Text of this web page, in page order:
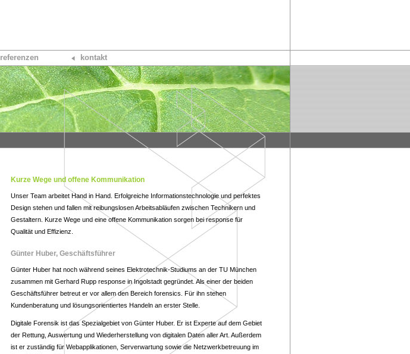
referenzen kontakt
Kurze Wege und offene Kommunikation
Unser Team arbeitet Hand in Hand. Erfolgreiche Informationstechnologie und perfektes
Design stehen und fallen mit reibungslosen Arbeitsabläufen zwischen Technikern und
Gestaltern. Kurze Wege und eine offene Kommunikation sorgen bei response für
Qualität und Effizienz.
Günter Huber, Geschäftsführer
Günter Huber hat noch während seines Elektrotechnik-Studiums an der TU München
zusammen mit Gerhard Rupp response in Ingolstadt gegründet. Als einer der beiden
Geschäftsführer betreut er vor allem den Bereich forensics. Für ihn stehen
Kundenberatung und lösungsorientiertes Handeln an erster Stelle.
Digitale Forensik ist das Spezialgebiet von Günter Huber. Er ist Experte auf dem Gebiet
der Rettung, Auswertung und Wiederherstellung von digitalen Daten aller Art. Außerdem
ist er zuständig für Webapplikationen, Serverwartung sowie die Netzwerkbetreuung im